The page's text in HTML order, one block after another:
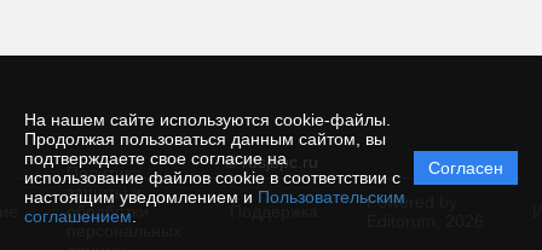
На нашем сайте используются cookie-файлы.
Продолжая пользоваться данным сайтом, вы
подтверждаете свое согласие на
использование файлов cookie в соответствии с
настоящим уведомлением и Пользовательским
соглашением
Согласен
© rusjbpc.ru
Политика
защиты и
обработки
Powered by